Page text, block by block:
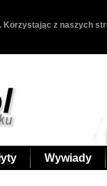
z naszych
Wywiady